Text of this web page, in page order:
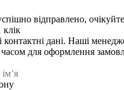
відправлено,
дані. Наші
для оформлення